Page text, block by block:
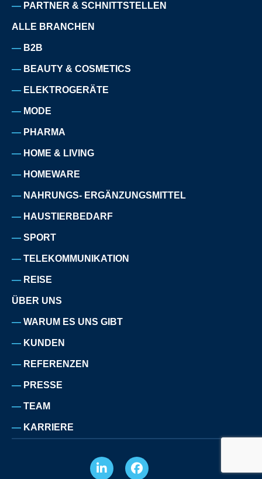
PARTNER & SCHNITTSTELLEN
ALLE BRANCHEN
B2B
BEAUTY & COSMETICS
ELEKTROGERÄTE
MODE
PHARMA
HOME & LIVING
HOMEWARE
NAHRUNGS- ERGÄNZUNGSMITTEL
HAUSTIERBEDARF
SPORT
TELEKOMMUNIKATION
REISE
ÜBER UNS
WARUM ES UNS GIBT
KUNDEN
REFERENZEN
PRESSE
TEAM
KARRIERE